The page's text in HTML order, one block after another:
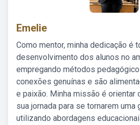
Emelie
Como mentor, minha dedicação é
desenvolvimento dos alunos no
empregando métodos
conexões genuínas e são
e paixão. Minha missão é orientar
sua jornada para se tornarem uma
utilizando abordagens